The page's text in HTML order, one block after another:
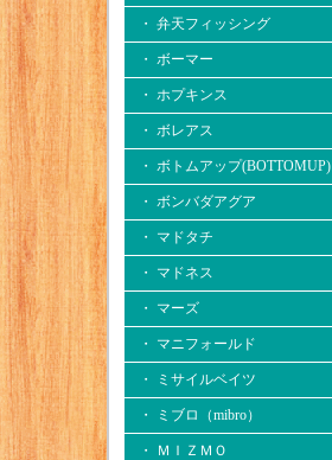
・ 弁天フィッシング
・ ボーマー
・ ホプキンス
・ ボレアス
・ ボトムアップ(BOTTOMUP)
・ ボンバダアグア
・ マドタチ
・ マドネス
・ マーズ
・ マニフォールド
・ ミサイルベイツ
・ ミブロ（mibro）
・ ＭＩＺＭＯ